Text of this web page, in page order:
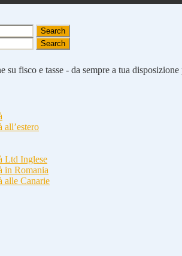
fisco e tasse - da sempre a tua disposizione
all’estero
Ltd Inglese
in Romania
alle Canarie